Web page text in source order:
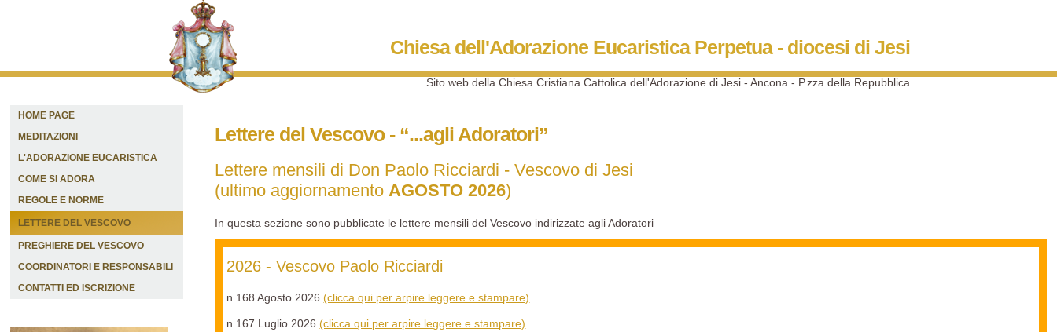
Chiesa dell'Adorazione Eucaristica Perpetua - diocesi di Jesi
Sito web della Chiesa Cristiana Cattolica dell'Adorazione di Jesi - Ancona - P.zza della Repubblica
HOME PAGE
MEDITAZIONI
L'ADORAZIONE EUCARISTICA
COME SI ADORA
REGOLE E NORME
LETTERE DEL VESCOVO
PREGHIERE DEL VESCOVO
COORDINATORI E RESPONSABILI
CONTATTI ED ISCRIZIONE
Lettere del Vescovo - “...agli Adoratori”
Lettere mensili di Don Paolo Ricciardi - Vescovo di Jesi
(ultimo aggiornamentoAGOSTO 2026)
In questa sezione sono pubblicate le lettere mensili del Vescovo indirizzate agli Adoratori
2026 - Vescovo Paolo Ricciardi
n.168 Agosto 2026(clicca qui per arpire leggere e stampare)
n.167 Luglio 2026(clicca qui per arpire leggere e stampare)